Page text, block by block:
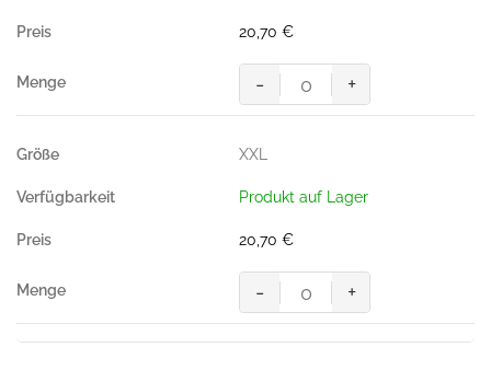
200g/m²)
20,70 €
Poloshirt
Performance,
(50%
200g/m²)
- +
XXL
Produkt auf Lager
20,70 €
Poloshirt
Performance,
TINTE
- +